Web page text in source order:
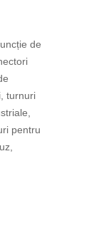
de
turnuri
pentru